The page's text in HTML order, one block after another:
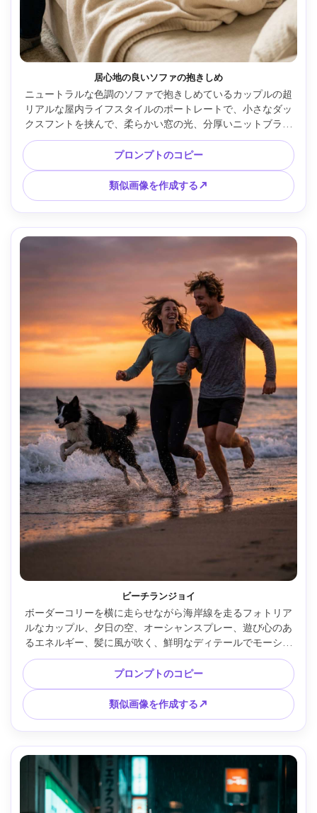
居心地の良いソファの抱きしめ
ニュートラルな色調のソファで抱きしめているカップルの超
リアルな屋内ライフスタイルのポートレートで、小さなダッ
クスフントを挟んで、柔らかい窓の光、分厚いニットブラン
ケット、ミニマルな装飾、親密な笑顔、Canon R5で撮影、
50mm f/1.8、クローズフレーム、クリーミーなボケ、リアル
な肌の色、居心地の良い映画のようなカラーグレード、顔と
犬にシャープな焦点 --ar 4:5
プロンプトのコピー
類似画像を作成する↗
ビーチランジョイ
ボーダーコリーを横に走らせながら海岸線を走るフォトリア
ルなカップル、夕日の空、オーシャンスプレー、遊び心のあ
るエネルギー、髪に風が吹く、鮮明なディテールでモーショ
ンキャプチャ、Nikon Z8で撮影、35mm f/2、ローアングル
トラッキングショット、ダイナミックな構図、暖かいハイラ
イト、自然の影、商業ライフスタイル写真品質 --ar 4:5
プロンプトのコピー
類似画像を作成する↗